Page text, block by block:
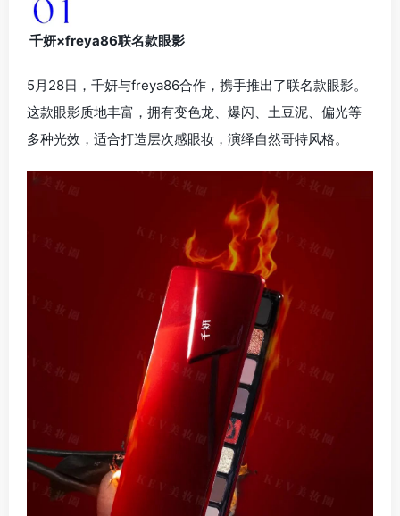
千妍×freya86联名款眼影
5月28日，千妍与freya86合作，携手推出了联名款眼影。
这款眼影质地丰富，拥有变色龙、爆闪、土豆泥、偏光等
多种光效，适合打造层次感眼妆，演绎自然哥特风格。